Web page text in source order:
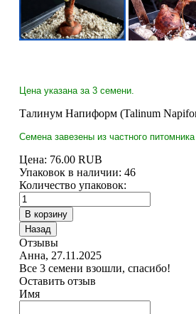
Цена указана за 3 семени.
Талинум Напиформ (Talinum
Семена завезены из частного
Цена: 76.00 RUB
Упаковок в наличии: 46
Количество упаковок:
Отзывы
Анна, 27.11.2025
Все 3 семени взошли, спасибо!
Оставить отзыв
Имя